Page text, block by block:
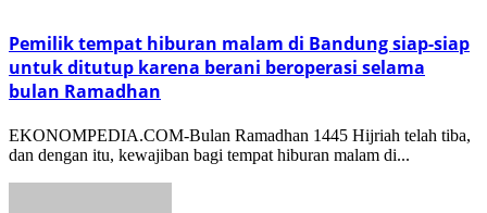
Pemilik tempat hiburan malam di Bandung siap-siap
untuk ditutup karena berani beroperasi selama
bulan Ramadhan
EKONOMPEDIA.COM-Bulan Ramadhan 1445 Hijriah telah tiba,
dan dengan itu, kewajiban bagi tempat hiburan malam di...